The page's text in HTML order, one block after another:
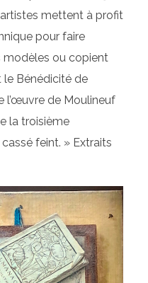
artistes mettent à profit
pour faire
modèles ou copient
le Bénédicité de
l’œuvre de Moulineuf
la troisième
feint. » Extraits